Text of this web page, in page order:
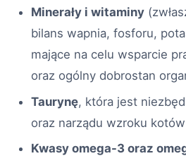
Minerały i witaminy
bilans wapnia, fosforu,
mające na celu wsparcie
oraz ogólny dobrostan
Taurynę, która jest
oraz narządu wzroku kotów
Kwasy omega-3 oraz